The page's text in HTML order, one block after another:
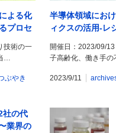
よる化
プロセ
技術の一
…
ぶやき
半導体領域にお
ィクスの活用-レ
開催日：2023/09/
子高齢化、働き手
2023/9/11
社の代
業界の